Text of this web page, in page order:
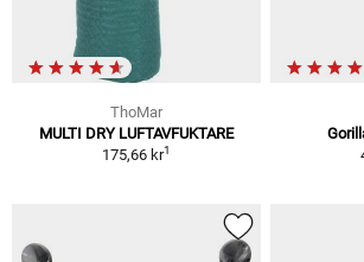
ThoMar
MULTI DRY LUFTAVFUKTARE
175,66 kr1